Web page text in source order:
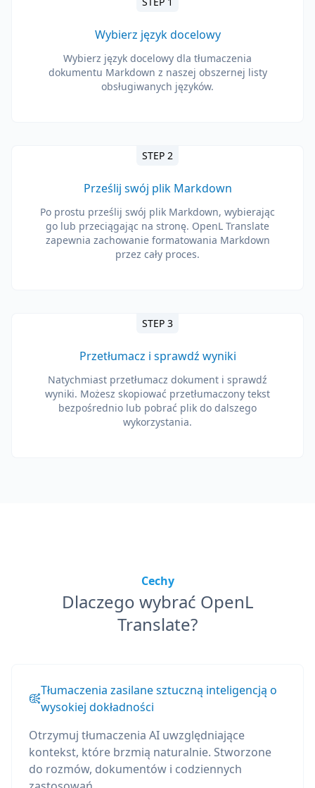
Wybierz język docelowy
Wybierz język docelowy dla tłumaczenia
dokumentu Markdown z naszej obszernej listy
obsługiwanych języków.
STEP 2
Prześlij swój plik Markdown
Po prostu prześlij swój plik Markdown, wybierając
go lub przeciągając na stronę. OpenL Translate
zapewnia zachowanie formatowania Markdown
przez cały proces.
STEP 3
Przetłumacz i sprawdź wyniki
Natychmiast przetłumacz dokument i sprawdź
wyniki. Możesz skopiować przetłumaczony tekst
bezpośrednio lub pobrać plik do dalszego
wykorzystania.
Cechy
Dlaczego wybrać OpenL
Translate?
Tłumaczenia zasilane sztuczną inteligencją o
wysokiej dokładności
Otrzymuj tłumaczenia AI uwzględniające
kontekst, które brzmią naturalnie. Stworzone
do rozmów, dokumentów i codziennych